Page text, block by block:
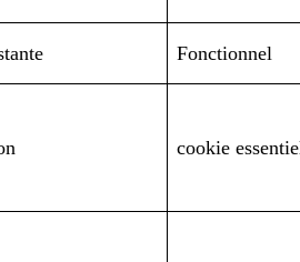
Fonctionnel
cookie